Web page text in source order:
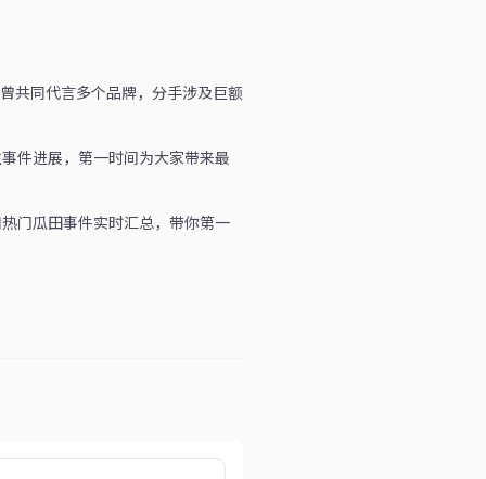
共同代言多个品牌，分手涉及巨额
件进展，第一时间为大家带来最
门瓜田事件实时汇总，带你第一